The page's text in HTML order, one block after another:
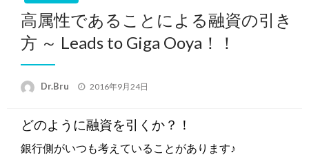
高属性であることによる融資の引き
方 ～ Leads to Giga Ooya！！
Dr.Bru
投
2016年9月24日
どのように融資を引くか？！
銀行側がいつも考えていることがあります♪